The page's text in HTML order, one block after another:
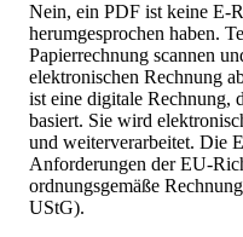
Nein, ein PDF ist keine E-
herumgesprochen haben.
Papierrechnung scannen
elektronischen Rechnung
ist eine digitale Rechnung,
basiert. Sie wird
und weiterverarbeitet. Die
Anforderungen der EU-
ordnungsgemäße
UStG).